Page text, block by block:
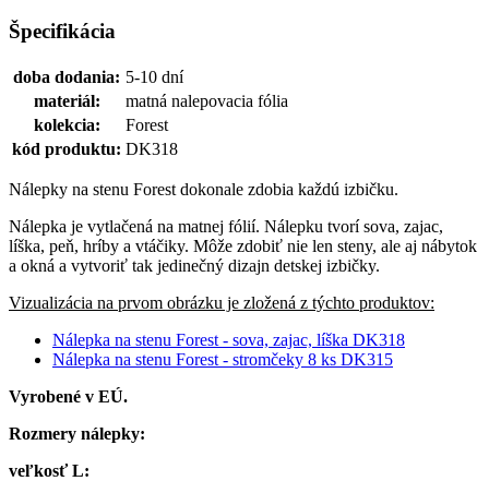
Špecifikácia
doba dodania: 5-10 dní
materiál:
matná nalepovacia fólia
kolekcia:
Forest
kód produktu: DK318
Nálepky na stenu Forest dokonale zdobia každú izbičku.
Nálepka je vytlačená na matnej fólií. Nálepku tvorí sova, zajac,
líška, peň, hríby a vtáčiky. Môže zdobiť nie len steny, ale aj nábytok
a okná a vytvoriť tak jedinečný dizajn detskej izbičky.
Vizualizácia na prvom obrázku je zložená z týchto produktov:
Nálepka na stenu Forest - sova, zajac, líška DK318
Nálepka na stenu Forest - stromčeky 8 ks DK315
Vyrobené v EÚ.
Rozmery nálepky:
veľkosť L: